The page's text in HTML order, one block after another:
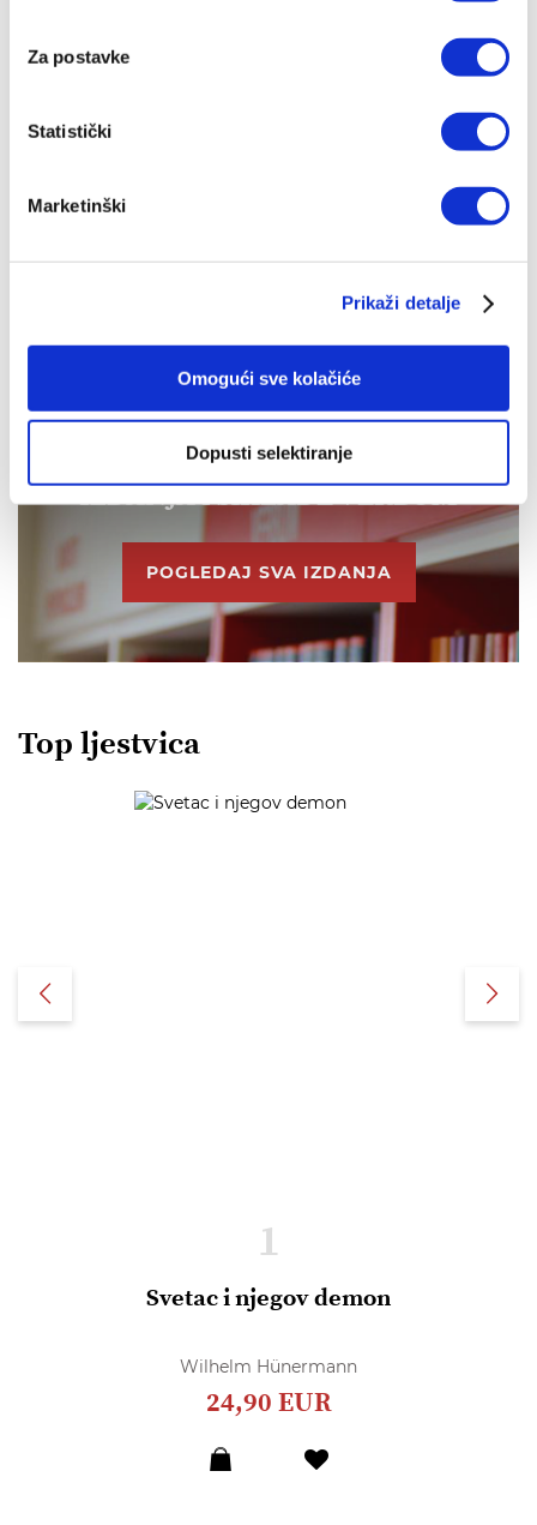
Za postavke
Statistički
Marketinški
Prikaži detalje
Omogući sve kolačiće
Dopusti selektiranje
IZDANJA NAKLADE VERBUM
POGLEDAJ SVA IZDANJA
Top ljestvica
1
Svetac i njegov demon
Wilhelm Hünermann
24,90 EUR